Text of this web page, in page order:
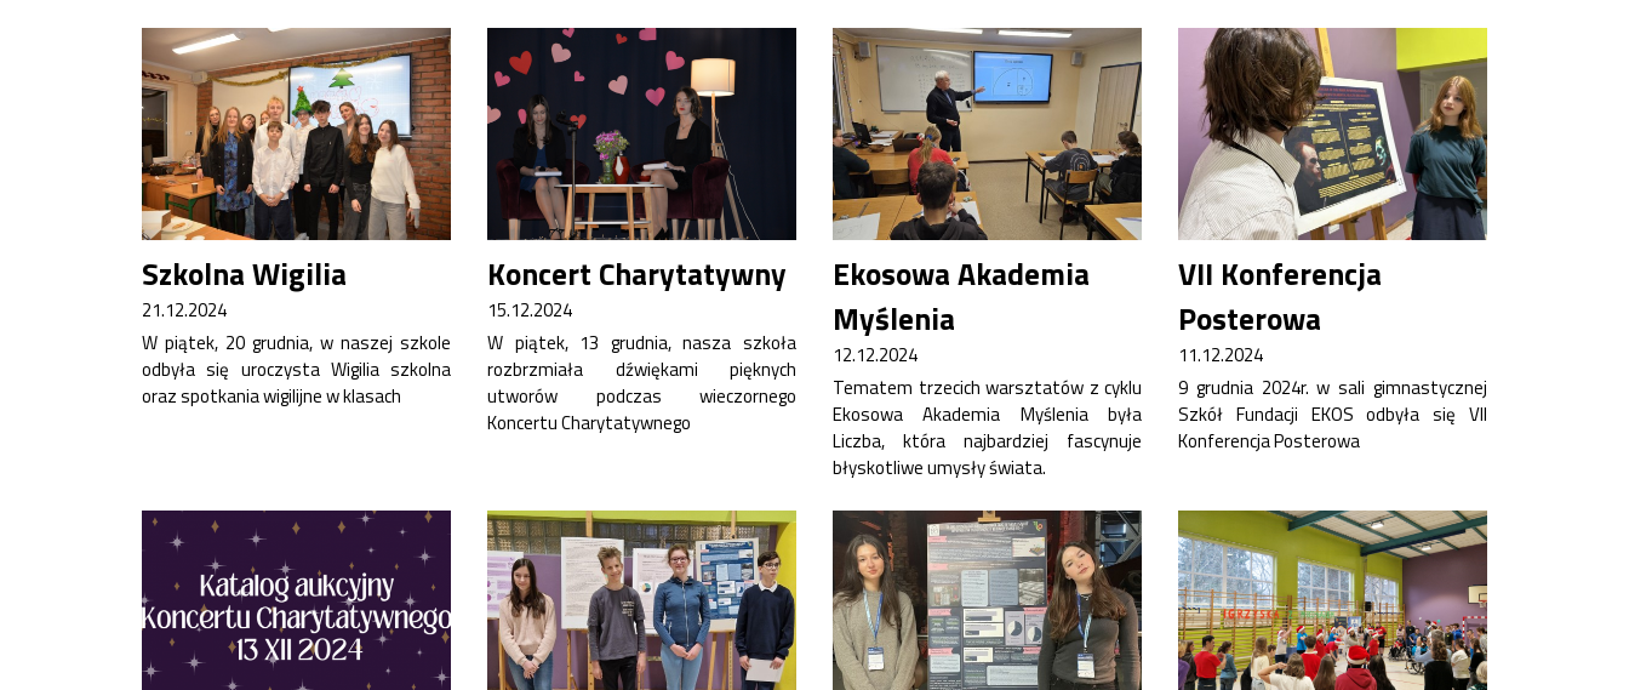
Szkolna Wigilia
21.12.2024
W piątek, 20 grudnia, w naszej szkole
odbyła się uroczysta Wigilia szkolna
oraz spotkania wigilijne w klasach
Koncert Charytatywny
15.12.2024
W piątek, 13 grudnia, nasza szkoła
rozbrzmiała dźwiękami pięknych
utworów podczas wieczornego
Koncertu Charytatywnego
Ekosowa Akademia
Myślenia
12.12.2024
Tematem trzecich warsztatów z cyklu
Ekosowa Akademia Myślenia była
Liczba, która najbardziej fascynuje
błyskotliwe umysły świata.
VII Konferencja
Posterowa
11.12.2024
9 grudnia 2024r. w sali gimnastycznej
Szkół Fundacji EKOS odbyła się VII
Konferencja Posterowa